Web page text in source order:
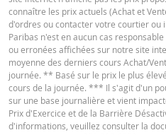
3 août
2026 22:16
journalière
30 juil.
2026 22:16
journalière
29 juil.
2026 22:16
journalière
English
PROSPECTUS DE BASE
connaître les prix actuels (Achat et
d'ordres ou contacter votre courtier ou
Paribas n'est en aucun cas
ou erronées affichées sur notre site
moyenne des derniers cours Achat/
journée. ** Basé sur le prix le plus
cours de la journée. *** Il s'agit d'un
sur une base journalière et vient
Prix d'Exercice et de la Barrière
d'informations, veuillez consulter la